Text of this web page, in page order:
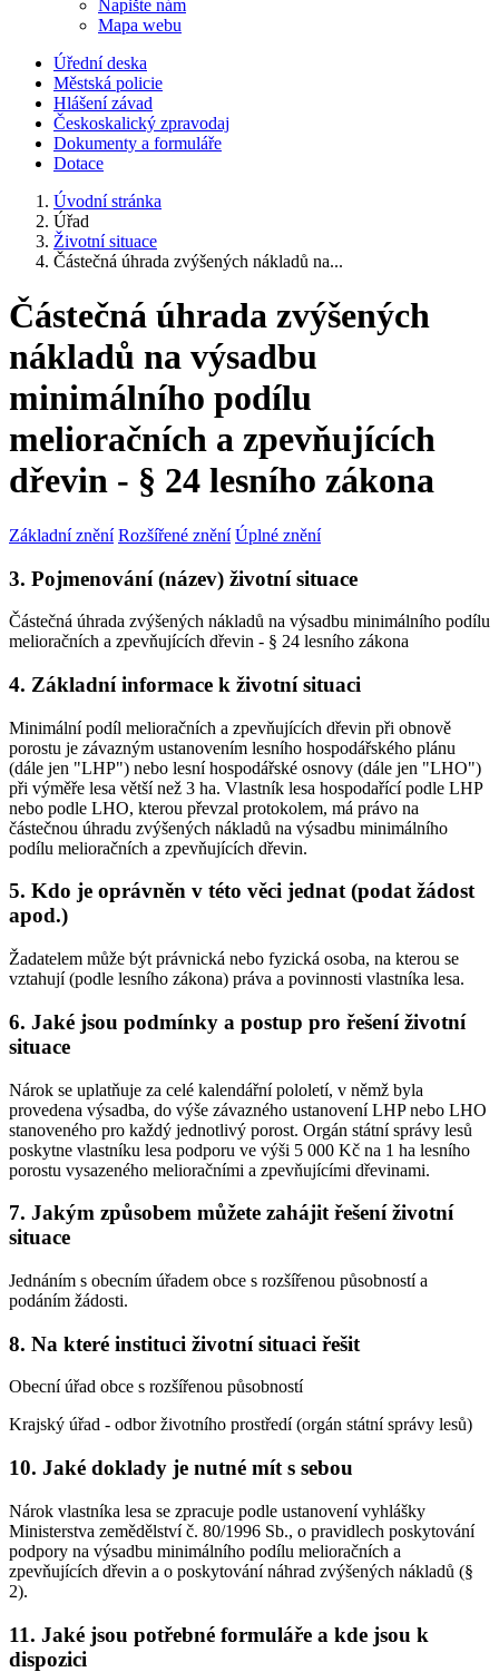
Napište nám
Mapa webu
Úřední deska
Městská policie
Hlášení závad
Českoskalický zpravodaj
Dokumenty a formuláře
Dotace
Úvodní stránka
Úřad
Životní situace
Částečná úhrada zvýšených nákladů na...
Částečná úhrada zvýšených
nákladů na výsadbu
minimálního podílu
melioračních a zpevňujících
dřevin - § 24 lesního zákona
Základní znění Rozšířené znění Úplné znění
3. Pojmenování (název) životní situace
Částečná úhrada zvýšených nákladů na výsadbu minimálního podílu
melioračních a zpevňujících dřevin - § 24 lesního zákona
4. Základní informace k životní situaci
Minimální podíl melioračních a zpevňujících dřevin při obnově
porostu je závazným ustanovením lesního hospodářského plánu
(dále jen "LHP") nebo lesní hospodářské osnovy (dále jen "LHO")
při výměře lesa větší než 3 ha. Vlastník lesa hospodařící podle LHP
nebo podle LHO, kterou převzal protokolem, má právo na
částečnou úhradu zvýšených nákladů na výsadbu minimálního
podílu melioračních a zpevňujících dřevin.
5. Kdo je oprávněn v této věci jednat (podat žádost
apod.)
Žadatelem může být právnická nebo fyzická osoba, na kterou se
vztahují (podle lesního zákona) práva a povinnosti vlastníka lesa.
6. Jaké jsou podmínky a postup pro řešení životní
situace
Nárok se uplatňuje za celé kalendářní pololetí, v němž byla
provedena výsadba, do výše závazného ustanovení LHP nebo LHO
stanoveného pro každý jednotlivý porost. Orgán státní správy lesů
poskytne vlastníku lesa podporu ve výši 5 000 Kč na 1 ha lesního
porostu vysazeného melioračními a zpevňujícími dřevinami.
7. Jakým způsobem můžete zahájit řešení životní
situace
Jednáním s obecním úřadem obce s rozšířenou působností a
podáním žádosti.
8. Na které instituci životní situaci řešit
Obecní úřad obce s rozšířenou působností
Krajský úřad - odbor životního prostředí (orgán státní správy lesů)
10. Jaké doklady je nutné mít s sebou
Nárok vlastníka lesa se zpracuje podle ustanovení vyhlášky
Ministerstva zemědělství č. 80/1996 Sb., o pravidlech poskytování
podpory na výsadbu minimálního podílu melioračních a
zpevňujících dřevin a o poskytování náhrad zvýšených nákladů (§
2).
11. Jaké jsou potřebné formuláře a kde jsou k
dispozici